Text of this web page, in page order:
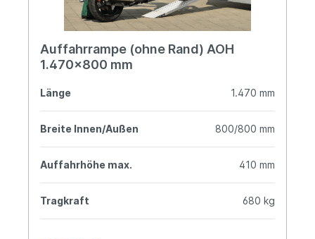
Auffahrrampe (ohne Rand) AOH
1.470x800 mm
Länge 1.470 mm
Breite Innen/Außen 800/800 mm
Auffahrhöhe max. 410 mm
Tragkraft 680 kg